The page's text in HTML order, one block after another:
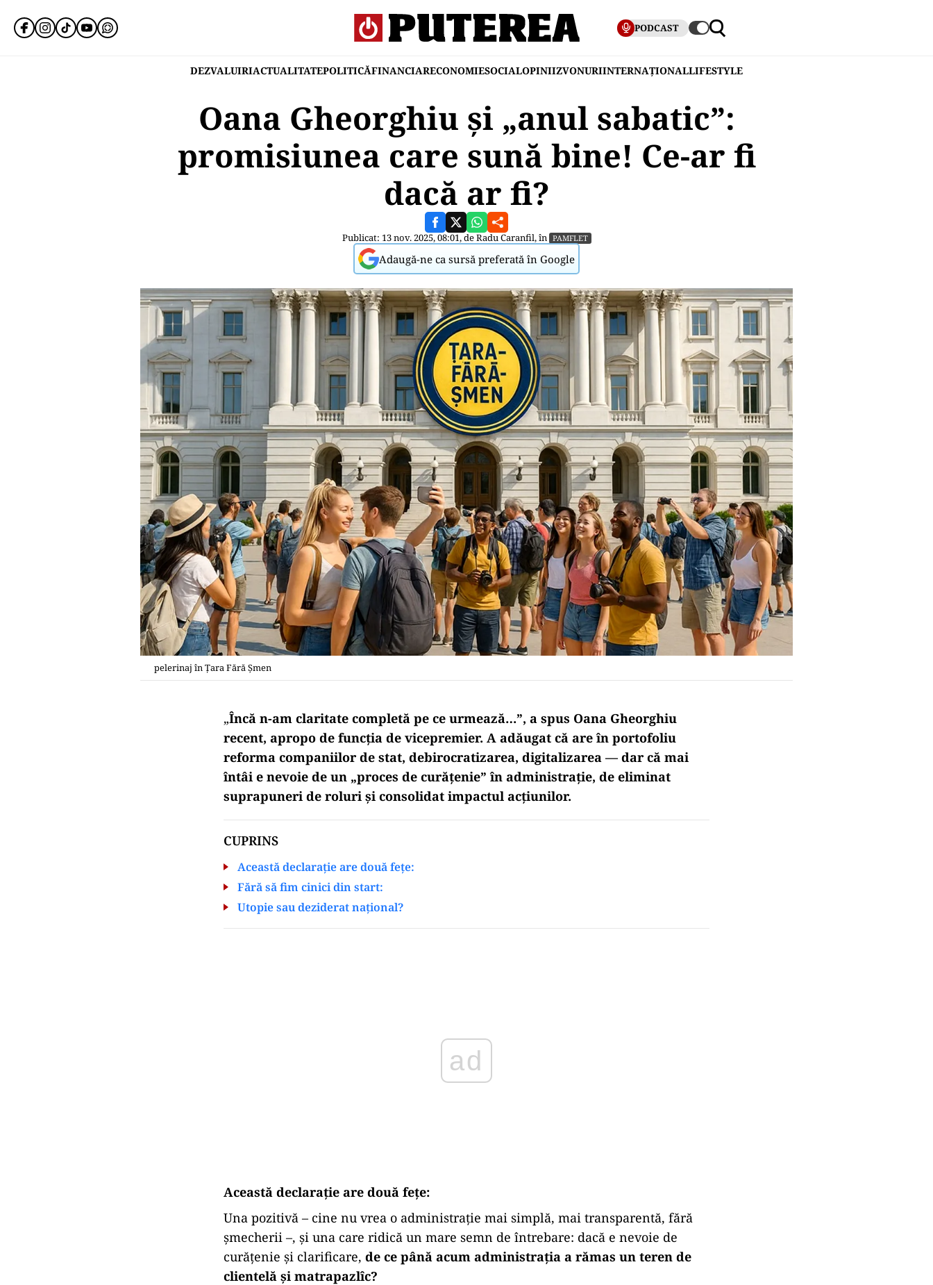
PODCAST
DEZVALUIRIACTUALITATEPOLITICĂFINANCIARECONOMIESOCIALOPINIIZVONURIINTERNAȚIONALLIFESTYLE
Oana Gheorghiu şi „anul sabatic”:
promisiunea care sună bine! Ce-ar fi
dacă ar fi?
Publicat: 13 nov. 2025, 08:01, deRadu Caranfil, în PAMFLET
Adaugă-ne ca sursă preferată în Google
pelerinaj în Țara Fără Șmen
„Încă n-am claritate completă pe ce urmează…”, a spus Oana Gheorghiu
recent, apropo de funcția de vicepremier. A adăugat că are în portofoliu
reforma companiilor de stat, debirocratizarea, digitalizarea — dar că mai
întâi e nevoie de un „proces de curăţenie” în administraţie, de eliminat
suprapuneri de roluri şi consolidat impactul acţiunilor.
CUPRINS
Această declaraţie are două feţe:
Fără să fim cinici din start:
Utopie sau deziderat național?
Această declaraţie are două feţe:
Una pozitivă – cine nu vrea o administraţie mai simplă, mai transparentă, fără
şmecherii –, şi una care ridică un mare semn de întrebare: dacă e nevoie de
curăţenie şi clarificare, de ce până acum administraţia a rămas un teren de
clientelă şi matrapazlîc?